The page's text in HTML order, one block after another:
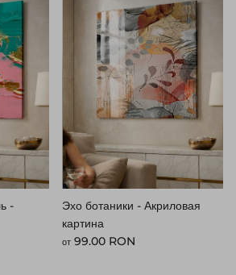
-
Эхо ботаники - Акриловая
картина
Стандартная цена
от 99.00 RON